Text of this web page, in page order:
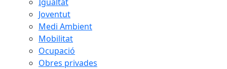
Joventut
Medi Ambient
Mobilitat
Ocupació
Obres privades